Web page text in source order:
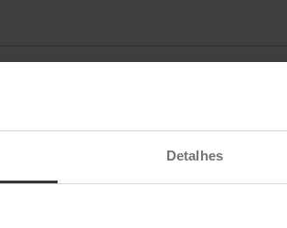
Detalhes4 estações